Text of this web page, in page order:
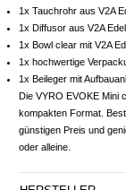
1x Tauchrohr aus V2A
1x Diffusor aus V2A
1x Bowl clear mit V2A
1x hochwertige
1x Beileger mit
Die VYRO EVOKE Mini
kompakten Format.
günstigen Preis und
oder alleine.